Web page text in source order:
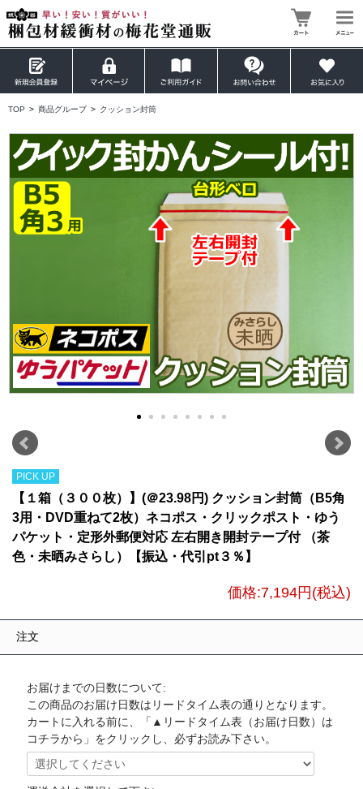
TOP > 商品グループ > クッション封筒
PICK UP
【１箱（３００枚）】(＠23.98円) クッション封筒（B5角
3用・DVD重ねて2枚）ネコポス・クリックポスト・ゆう
パケット・定形外郵便対応 左右開き開封テープ付 （茶
色・未晒みさらし）【振込・代引pt３％】
価格:7,194円 (税込)
注文
お届けまでの日数について:
この商品のお届け日数はリードタイム表の通りとなります。
カートに入れる前に、「▲リードタイム表（お届け日数）は
コチラから」をクリックし、必ずお読み下さい。